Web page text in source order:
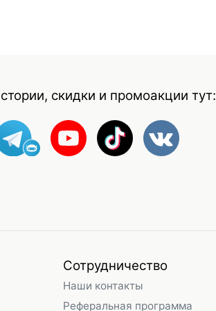
скидки и промоакции тут:
Сотрудничество
Наши контакты
Реферальная программа